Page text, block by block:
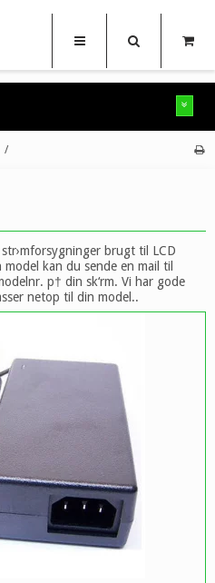
/
str›mforsygninger brugt til LCD
kan du sende en mail til
p† din sk‘rm. Vi har gode
netop til din model..